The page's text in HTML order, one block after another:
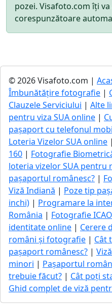
pozei. Visafoto.com îți
corespunzătoare
© 2026 Visafoto.com |
Îmbunătățire fotografie |
Clauzele Serviciului | Alte
pentru viza SUA online |
pașaport cu telefonul
Loteria Vizelor SUA online |
160 | Fotografie
loteria vizelor SUA pentru
pașaportul românesc? |
Viză Indiană | Poze tip
inchi) | Programare la
România | Fotografie
identitate online | Cerere
români și fotografie | Cât
pașaport românesc? |
minori | Pașaportul
trebuie făcut? | Cât poți
Ghid complet de viză